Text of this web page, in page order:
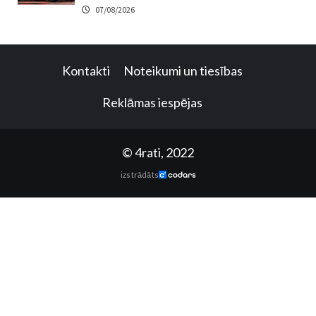
07/08/2026
Kontakti Noteikumi un tiesības
Reklāmas iespējas
© 4rati, 2022
izstrādāts